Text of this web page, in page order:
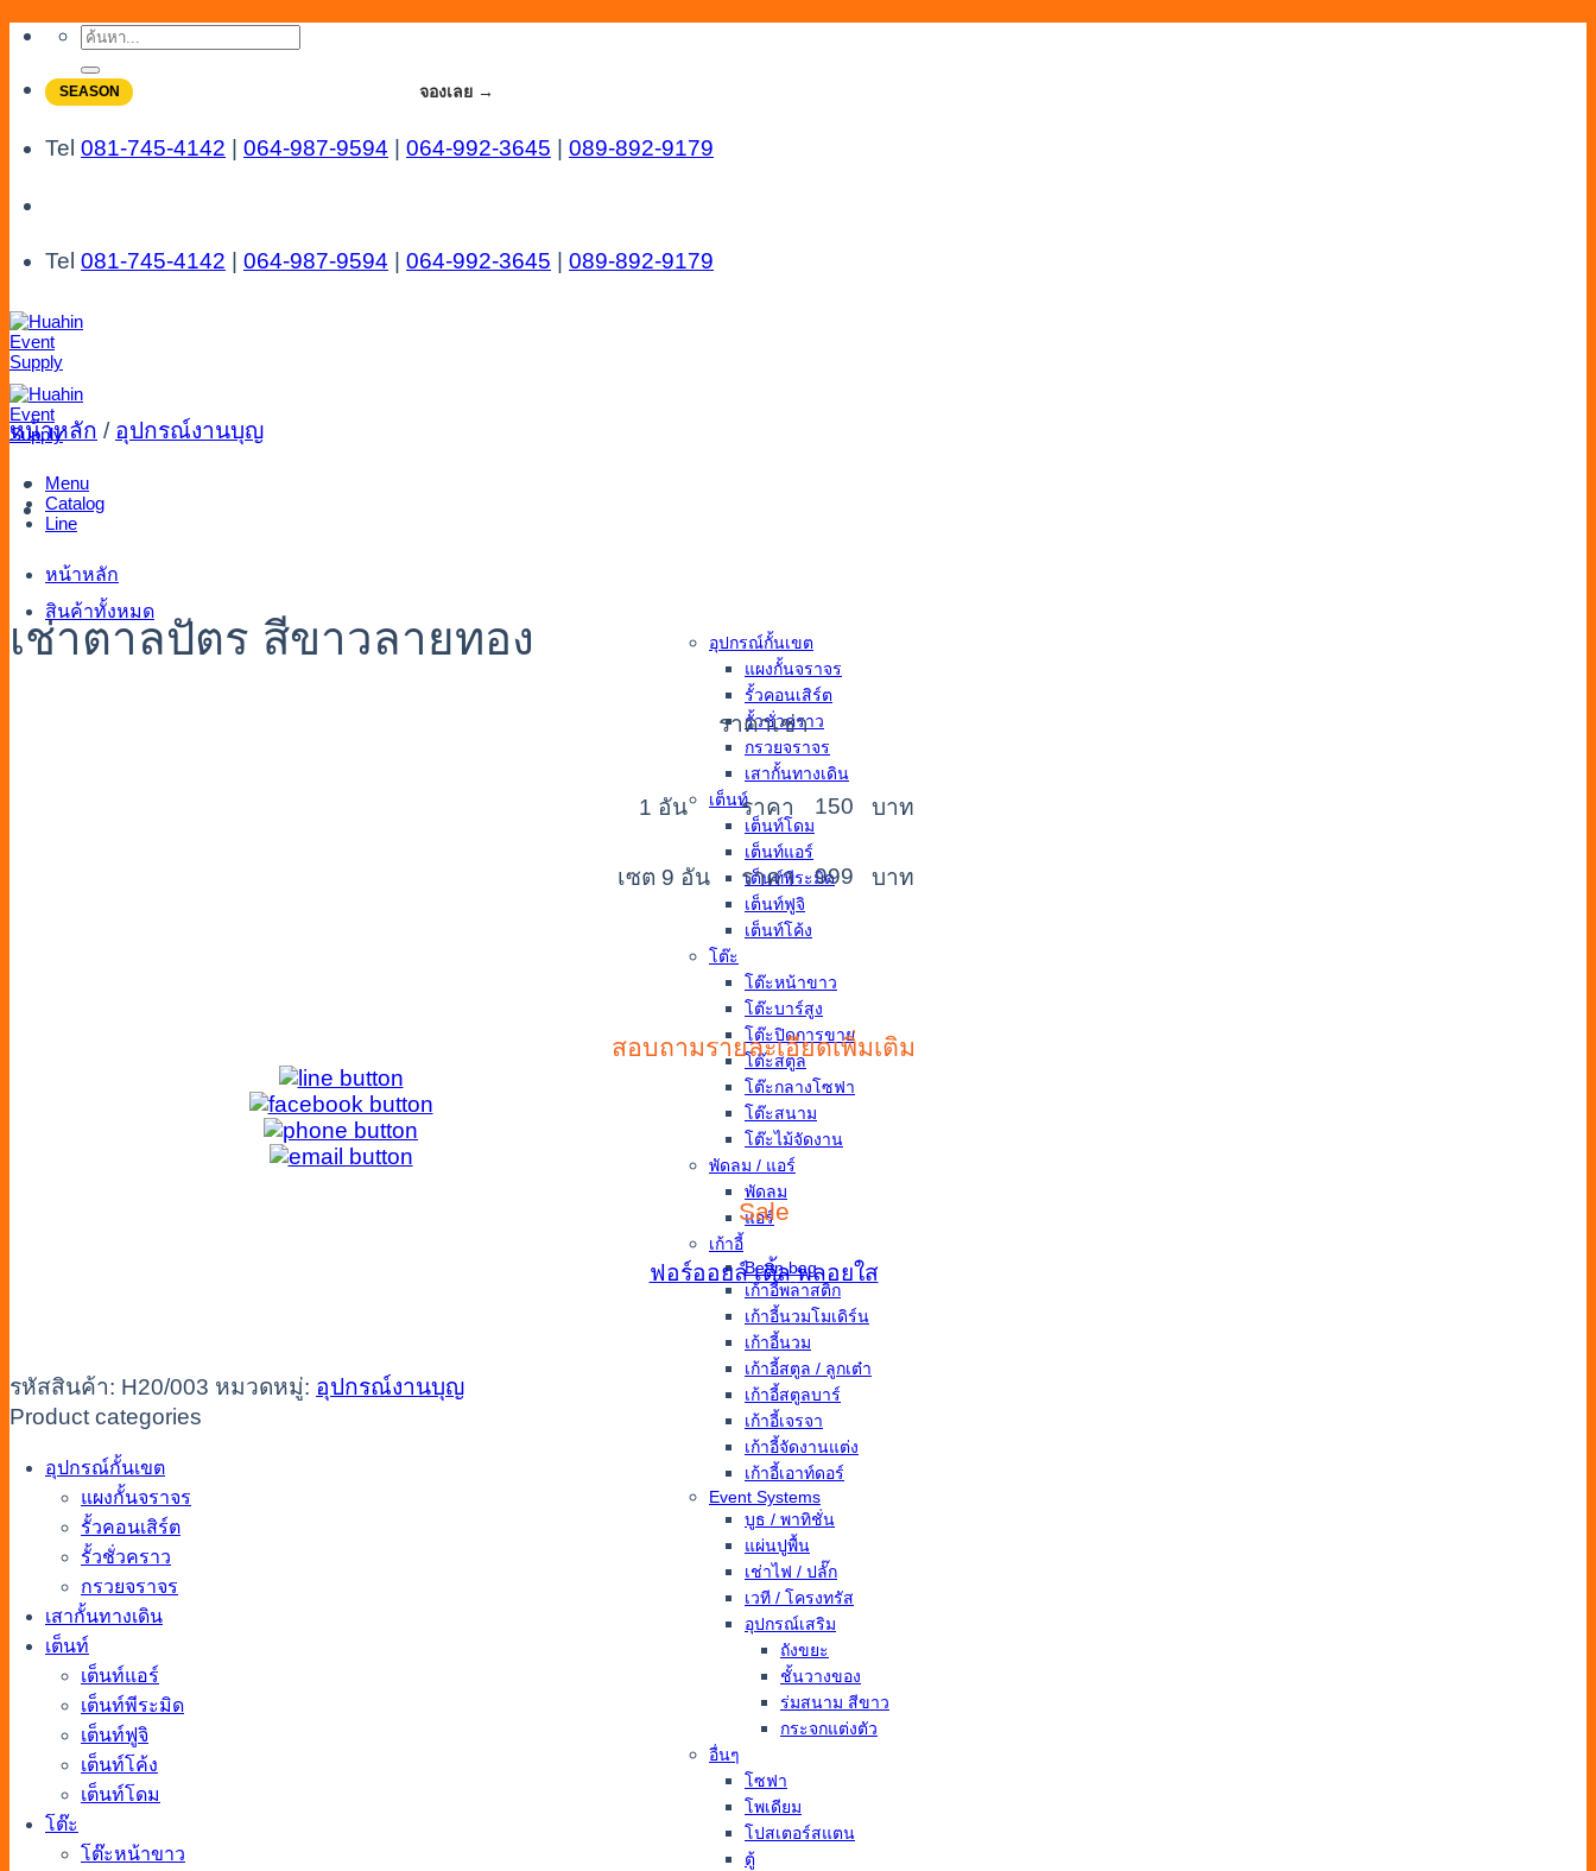
Skip
content
ค้นหา:
SEASON จองเลย →
Tel 081-745-4142 064-987-9594 064-992-3645 089-892-9179
Tel 081-745-4142 064-987-9594 064-992-3645 089-892-9179
Menu
Catalog
Line
หน้าหลัก
สินค้าทั้งหมด
อุปกรณ์กั้นเขต
แผงกั้นจราจร
รั้วคอนเสิร์ต
รั้วชั่วคราว
กรวยจราจร
เสากั้นทางเดิน
เต็นท์
เต็นท์โดม
เต็นท์แอร์
เต็นท์พีระมิด
เต็นท์ฟูจิ
เต็นท์โค้ง
โต๊ะ
โต๊ะหน้าขาว
โต๊ะบาร์สูง
โต๊ะปิดการขาย
โต๊ะสตูล
โต๊ะกลางโซฟา
โต๊ะสนาม
โต๊ะไม้จัดงาน
พัดลม / แอร์
พัดลม
แอร์
เก้าอี้
Bean bag
เก้าอี้พลาสติก
เก้าอี้นวมโมเดิร์น
เก้าอี้นวม
เก้าอี้สตูล / ลูกเต๋า
เก้าอี้สตูลบาร์
เก้าอี้เจรจา
เก้าอี้จัดงานแต่ง
เก้าอี้เอาท์ดอร์
Event Systems
บูธ / พาทิชั่น
แผ่นปูพื้น
เช่าไฟ / ปลั๊ก
เวที / โครงทรัส
อุปกรณ์เสริม
ถังขยะ
ชั้นวางของ
ร่มสนาม สีขาว
กระจกแต่งตัว
อื่นๆ
โซฟา
โพเดียม
โปสเตอร์สแตน
ตู้
หน้าหลัก / อุปกรณ์งานบุญ
เช่าตาลปัตร สีขาวลายทอง
ราคาเช่า
1 อัน ราคา 150 บาท
เซต 9 อัน ราคา 999 บาท
สอบถามรายละเอียดเพิ่มเติม
Sale
ฟอร์ออยล์ เติ้ล พลอยใส
รหัสสินค้า: H20/003 หมวดหมู่: อุปกรณ์งานบุญ
Product categories
อุปกรณ์กั้นเขต
แผงกั้นจราจร
รั้วคอนเสิร์ต
รั้วชั่วคราว
กรวยจราจร
เสากั้นทางเดิน
เต็นท์
เต็นท์แอร์
เต็นท์พีระมิด
เต็นท์ฟูจิ
เต็นท์โค้ง
เต็นท์โดม
โต๊ะ
โต๊ะหน้าขาว